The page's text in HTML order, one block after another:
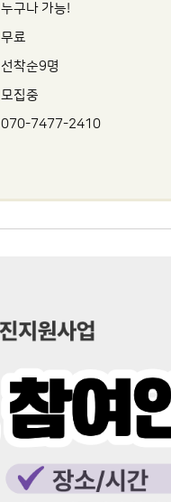
누구나 가능!
무료
선착순9명
모집중
070-7477-2410